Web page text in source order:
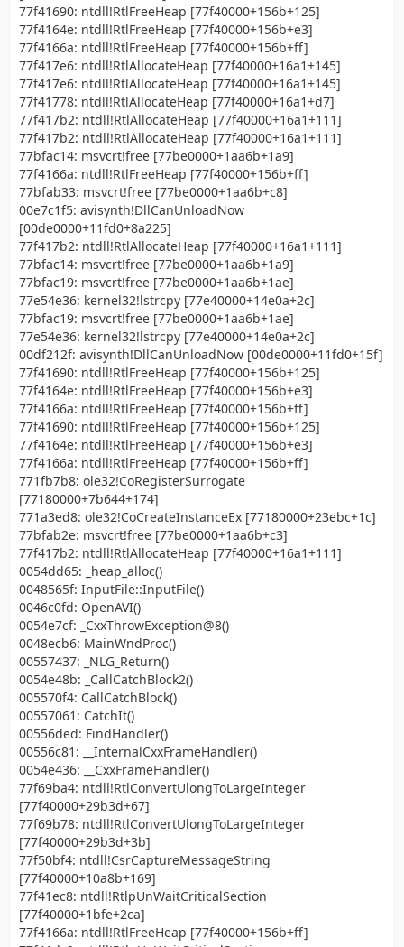
77f41690: ntdll!RtlFreeHeap [77f40000+156b+125]
77f4164e: ntdll!RtlFreeHeap [77f40000+156b+e3]
77f4166a: ntdll!RtlFreeHeap [77f40000+156b+ff]
77f417e6: ntdll!RtlAllocateHeap [77f40000+16a1+145]
77f417e6: ntdll!RtlAllocateHeap [77f40000+16a1+145]
77f41778: ntdll!RtlAllocateHeap [77f40000+16a1+d7]
77f417b2: ntdll!RtlAllocateHeap [77f40000+16a1+111]
77f417b2: ntdll!RtlAllocateHeap [77f40000+16a1+111]
77bfac14: msvcrt!free [77be0000+1aa6b+1a9]
77f4166a: ntdll!RtlFreeHeap [77f40000+156b+ff]
77bfab33: msvcrt!free [77be0000+1aa6b+c8]
00e7c1f5: avisynth!DllCanUnloadNow
[00de0000+11fd0+8a225]
77f417b2: ntdll!RtlAllocateHeap [77f40000+16a1+111]
77bfac14: msvcrt!free [77be0000+1aa6b+1a9]
77bfac19: msvcrt!free [77be0000+1aa6b+1ae]
77e54e36: kernel32!lstrcpy [77e40000+14e0a+2c]
77bfac19: msvcrt!free [77be0000+1aa6b+1ae]
77e54e36: kernel32!lstrcpy [77e40000+14e0a+2c]
00df212f: avisynth!DllCanUnloadNow [00de0000+11fd0+15f]
77f41690: ntdll!RtlFreeHeap [77f40000+156b+125]
77f4164e: ntdll!RtlFreeHeap [77f40000+156b+e3]
77f4166a: ntdll!RtlFreeHeap [77f40000+156b+ff]
77f41690: ntdll!RtlFreeHeap [77f40000+156b+125]
77f4164e: ntdll!RtlFreeHeap [77f40000+156b+e3]
77f4166a: ntdll!RtlFreeHeap [77f40000+156b+ff]
771fb7b8: ole32!CoRegisterSurrogate
[77180000+7b644+174]
771a3ed8: ole32!CoCreateInstanceEx [77180000+23ebc+1c]
77bfab2e: msvcrt!free [77be0000+1aa6b+c3]
77f417b2: ntdll!RtlAllocateHeap [77f40000+16a1+111]
0054dd65: _heap_alloc()
0048565f: InputFile::InputFile()
0046c0fd: OpenAVI()
0054e7cf: _CxxThrowException@8()
0048ecb6: MainWndProc()
00557437: _NLG_Return()
0054e48b: _CallCatchBlock2()
005570f4: CallCatchBlock()
00557061: CatchIt()
00556ded: FindHandler()
00556c81: __InternalCxxFrameHandler()
0054e436: __CxxFrameHandler()
77f69ba4: ntdll!RtlConvertUlongToLargeInteger
[77f40000+29b3d+67]
77f69b78: ntdll!RtlConvertUlongToLargeInteger
[77f40000+29b3d+3b]
77f50bf4: ntdll!CsrCaptureMessageString
[77f40000+10a8b+169]
77f41ec8: ntdll!RtlpUnWaitCriticalSection
[77f40000+1bfe+2ca]
77f4166a: ntdll!RtlFreeHeap [77f40000+156b+ff]